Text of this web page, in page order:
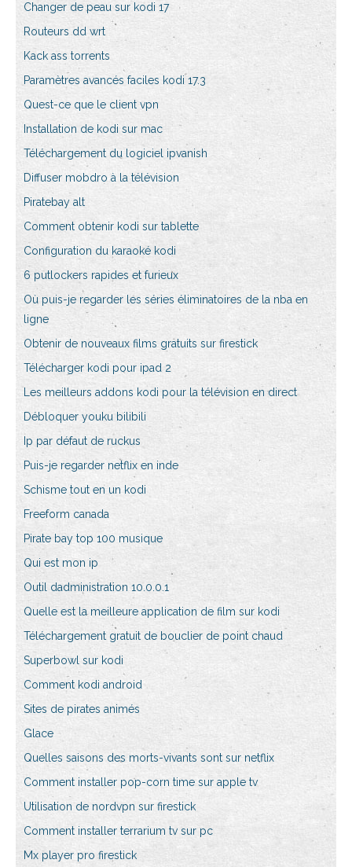
Changer de peau sur kodi 17
Routeurs dd wrt
Kack ass torrents
Paramètres avancés faciles kodi 17.3
Quest-ce que le client vpn
Installation de kodi sur mac
Téléchargement du logiciel ipvanish
Diffuser mobdro à la télévision
Piratebay alt
Comment obtenir kodi sur tablette
Configuration du karaoké kodi
6 putlockers rapides et furieux
Où puis-je regarder les séries éliminatoires de la nba en
ligne
Obtenir de nouveaux films gratuits sur firestick
Télécharger kodi pour ipad 2
Les meilleurs addons kodi pour la télévision en direct
Débloquer youku bilibili
Ip par défaut de ruckus
Puis-je regarder netflix en inde
Schisme tout en un kodi
Freeform canada
Pirate bay top 100 musique
Qui est mon ip
Outil dadministration 10.0.0.1
Quelle est la meilleure application de film sur kodi
Téléchargement gratuit de bouclier de point chaud
Superbowl sur kodi
Comment kodi android
Sites de pirates animés
Glace
Quelles saisons des morts-vivants sont sur netflix
Comment installer pop-corn time sur apple tv
Utilisation de nordvpn sur firestick
Comment installer terrarium tv sur pc
Mx player pro firestick